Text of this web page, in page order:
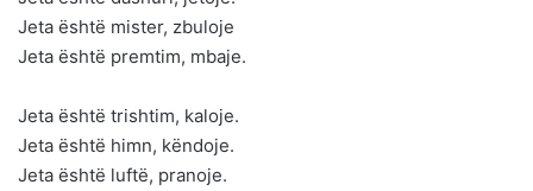
Jeta është mister, zbuloje
Jeta është premtim, mbaje.
Jeta është trishtim, kaloje.
Jeta është himn, këndoje.
Jeta është luftë, pranoje.